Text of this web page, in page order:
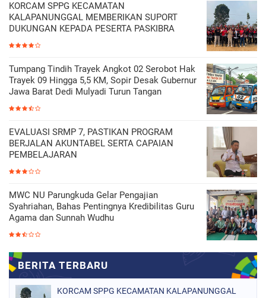
KORCAM SPPG KECAMATAN
KALAPANUNGGAL MEMBERIKAN SUPORT
DUKUNGAN KEPADA PESERTA PASKIBRA
Tumpang Tindih Trayek Angkot 02 Serobot Hak
Trayek 09 Hingga 5,5 KM, Sopir Desak Gubernur
Jawa Barat Dedi Mulyadi Turun Tangan
EVALUASI SRMP 7, PASTIKAN PROGRAM
BERJALAN AKUNTABEL SERTA CAPAIAN
PEMBELAJARAN
MWC NU Parungkuda Gelar Pengajian
Syahriahan, Bahas Pentingnya Kredibilitas Guru
Agama dan Sunnah Wudhu
KORCAM SPPG KECAMATAN KALAPANUNGGAL